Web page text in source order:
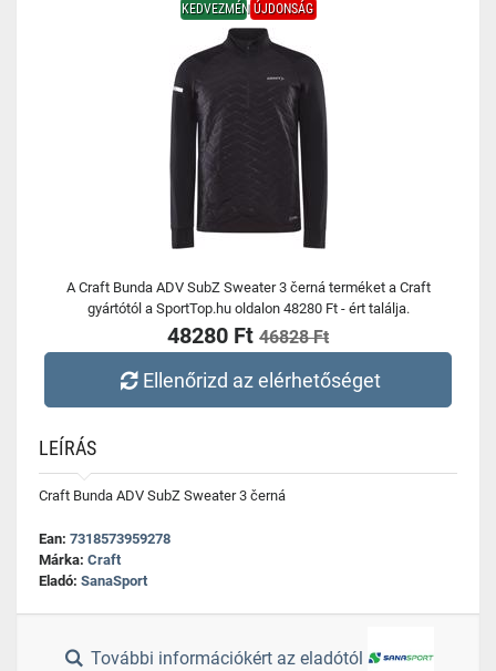
KEDVEZMÉNYÚJDONSÁG
A Craft Bunda ADV SubZ Sweater 3 černá terméket a Craft
gyártótól a SportTop.hu oldalon 48280 Ft - ért találja.
48280 Ft 46828 Ft
Ellenőrizd az elérhetőséget
LEÍRÁS
Craft Bunda ADV SubZ Sweater 3 černá
Ean: 7318573959278
Márka: Craft
Eladó: SanaSport
További információkért az eladótól